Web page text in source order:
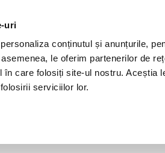
uri
conținutul și anunțurile,
le oferim partenerilor de
în care folosiți site-ul nostru. Aceștia
serviciilor lor.